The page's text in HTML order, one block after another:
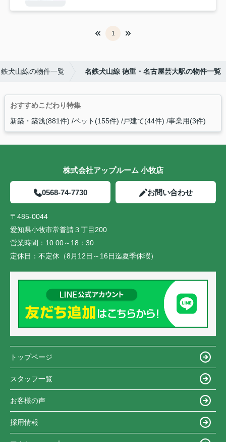
1
犬山線の物件一覧 名鉄犬山線 徳重・名古屋芸大駅の物件一覧
おすすめこだわり特集
新築・築浅(881件) ペット(155件) 戸建て(44件) 事業用(3件)
株式会社アップルーム 小牧店
0568-74-7730 お問い合わせ
〒485-0044
愛知県小牧市常普請３丁目200
営業時間： 10:00～18：30
定休日： 不定休（8月12日～16日迄夏季休暇）
トップページ
スタッフ一覧
お客様の声
採用情報